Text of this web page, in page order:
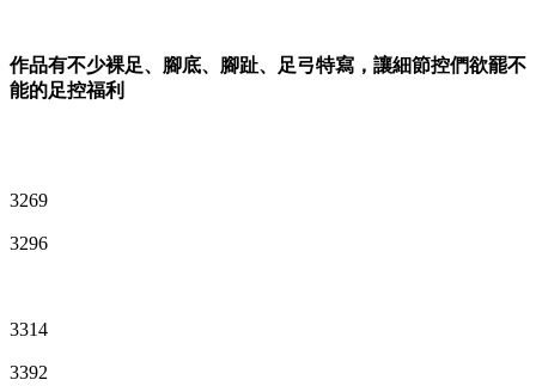
作品有不少裸足、腳底、腳趾、足弓特寫，讓細節控們欲罷不
能的足控福利
3269
3296
3314
3392